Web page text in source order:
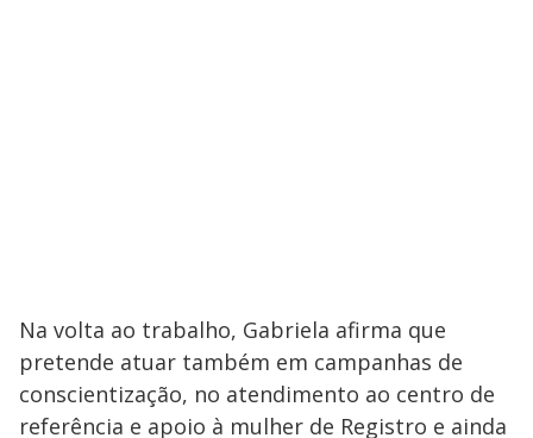
Na volta ao trabalho, Gabriela afirma que
pretende atuar também em campanhas de
conscientização, no atendimento ao centro de
referência e apoio à mulher de Registro e ainda